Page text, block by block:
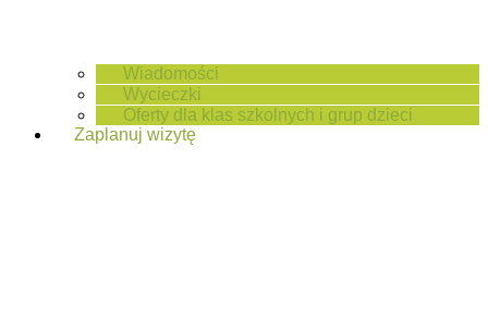
Wiadomości
Wycieczki
Oferty dla klas szkolnych i grup dzieci
Zaplanuj wizytę